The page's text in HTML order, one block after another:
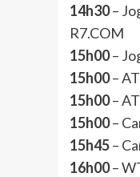
14h30–
R7.COM
15h00–
15h00–
15h00–
15h00–
15h45–
16h00–